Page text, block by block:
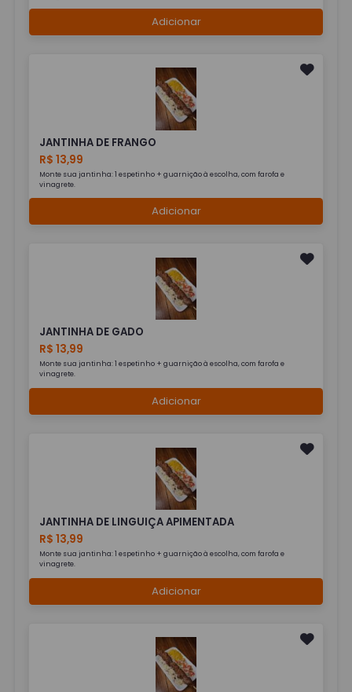
Adicionar
JANTINHA DE FRANGO
R$ 13,99
Monte sua jantinha: 1 espetinho + guarnição à escolha, com farofa e
vinagrete.
Adicionar
JANTINHA DE GADO
R$ 13,99
Monte sua jantinha: 1 espetinho + guarnição à escolha, com farofa e
vinagrete.
Adicionar
JANTINHA DE LINGUIÇA APIMENTADA
R$ 13,99
Monte sua jantinha: 1 espetinho + guarnição à escolha, com farofa e
vinagrete.
Adicionar